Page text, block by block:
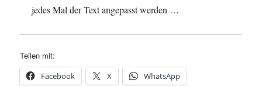
jedes Mal der Text angepasst werden …
Teilen mit:
Facebook X WhatsApp